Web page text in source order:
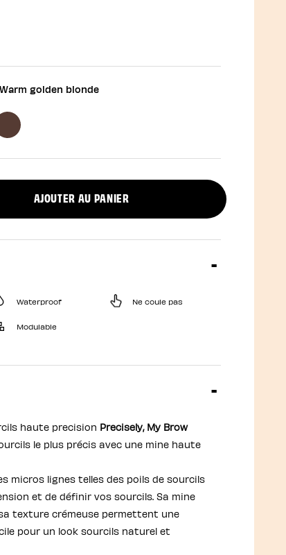
golden blonde
AJOUTER AU PANIER
Waterproof Ne coule pas
Modulable
haute precision Precisely, My Brow
le plus précis avec une mine haute
micros lignes telles des poils de sourcils
et de définir vos sourcils. Sa mine
texture crémeuse permettent une
pour un look sourcils naturel et